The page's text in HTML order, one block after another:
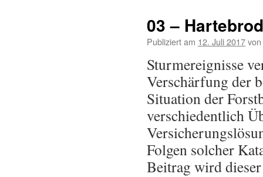
03 –
Publiziert am 12. Juli 2017von
Sturmereignisse
Verschärfung der
Situation der
verschiedentlich
Folgen solcher
Beitrag wird